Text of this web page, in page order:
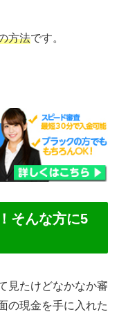
方法です。
そんな方に5
見たけどなかなか審
の現金を手に入れた